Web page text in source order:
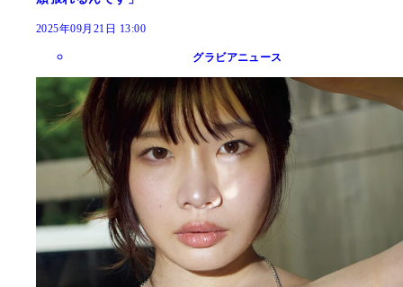
2025年09月21日 13:00
グラビアニュース